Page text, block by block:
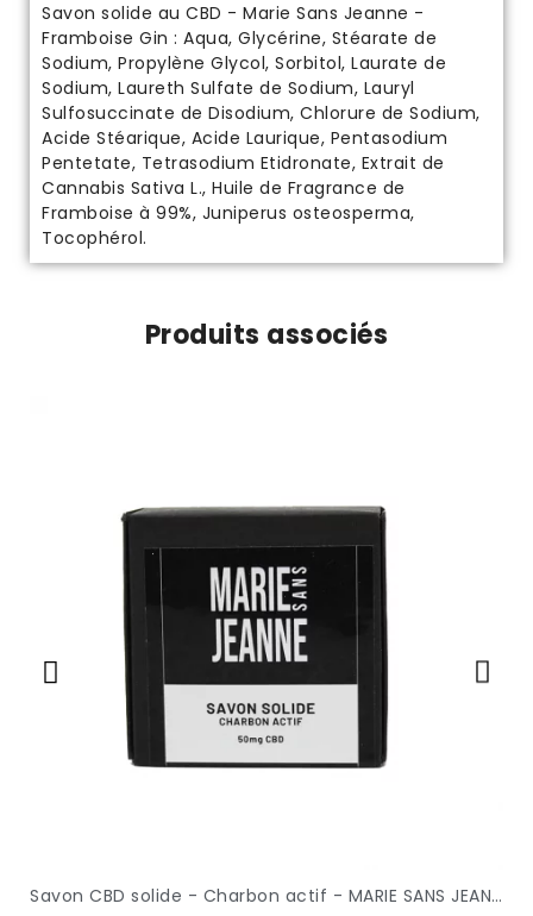
Savon solide au CBD - Marie Sans Jeanne -
Framboise Gin : Aqua, Glycérine, Stéarate de
Sodium, Propylène Glycol, Sorbitol, Laurate de
Sodium, Laureth Sulfate de Sodium, Lauryl
Sulfosuccinate de Disodium, Chlorure de Sodium,
Acide Stéarique, Acide Laurique, Pentasodium
Pentetate, Tetrasodium Etidronate, Extrait de
Cannabis Sativa L., Huile de Fragrance de
Framboise à 99%, Juniperus osteosperma,
Tocophérol.
Produits associés
APERÇU Savon CBD solide - Charbon actif - MARIE SANS JEANNE